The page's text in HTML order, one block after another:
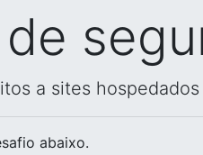
a sites
abaixo.